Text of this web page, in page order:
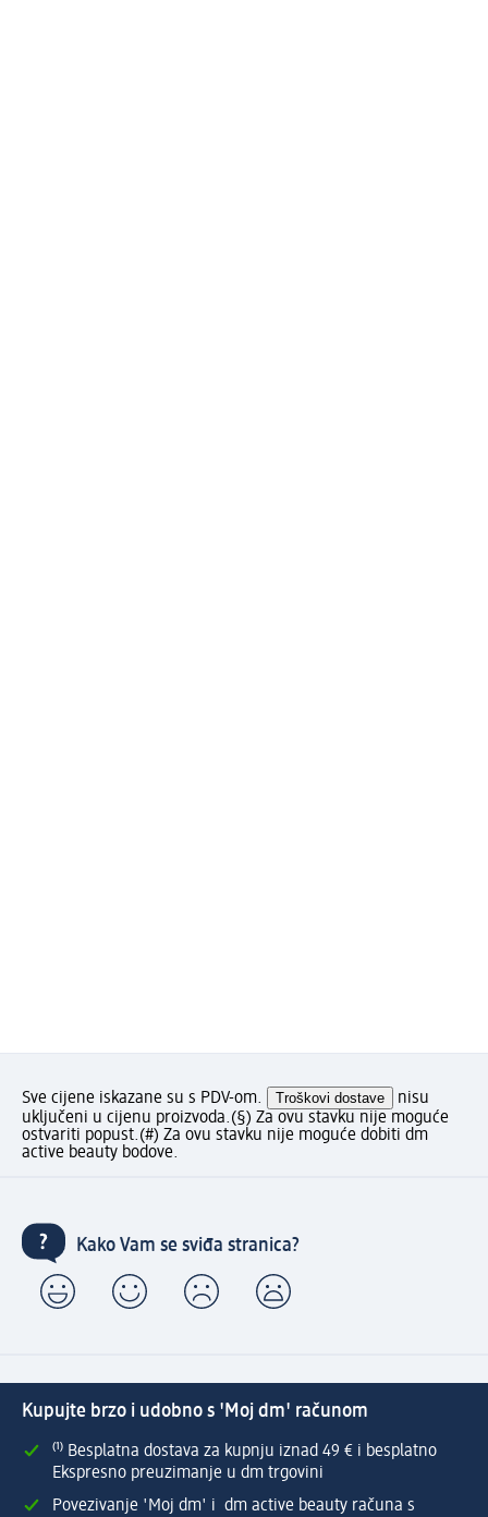
Sve cijene iskazane su s PDV-om. Troškovi dostave
nisu
uključeni u cijenu proizvoda.(§) Za ovu stavku nije moguće
ostvariti popust.(#) Za ovu stavku nije moguće dobiti dm
active beauty bodove.
Kako Vam se sviđa stranica?
Kupujte brzo i udobno s 'Moj dm' računom
⁽¹⁾ Besplatna dostava za kupnju iznad 49 € i besplatno
Ekspresno preuzimanje u dm trgovini
Povezivanje 'Moj dm' i dm active beauty računa s